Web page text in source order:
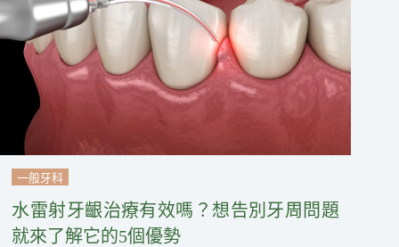
一般牙科
水雷射牙齦治療有效嗎？想告別牙周問題
就來了解它的5個優勢